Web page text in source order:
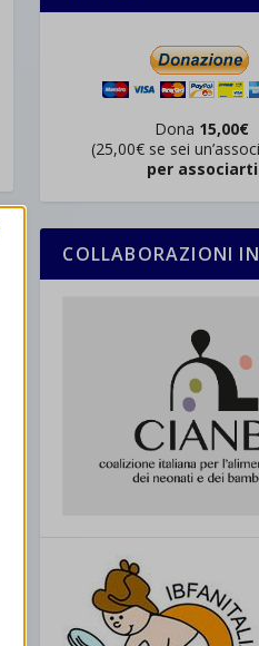
Dona 15,00€
(25,00€ se sei
per associarti
COLLABORAZIONI